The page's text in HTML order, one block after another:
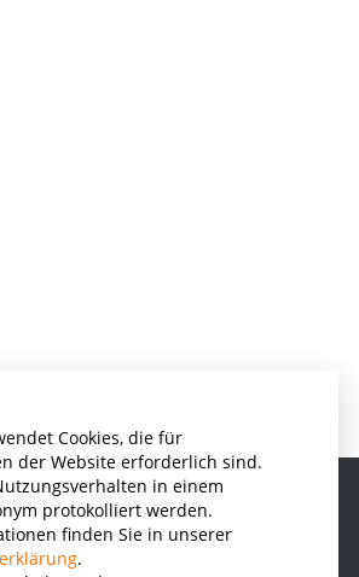
Cookies, die für
der Website erforderlich sind.
in einem
protokolliert werden.
finden Sie in unserer
.
Wirtschaftsinformatik